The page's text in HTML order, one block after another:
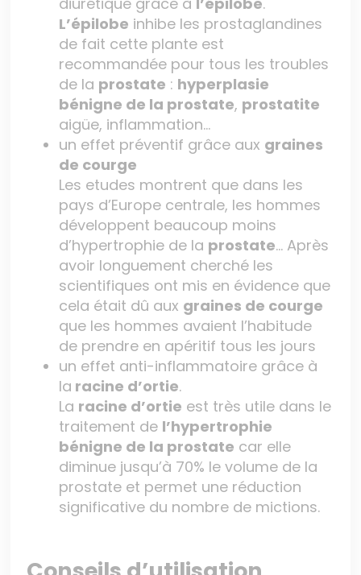
L’épilobe inhibe les prostaglandines
de fait cette plante est
recommandée pour tous les troubles
de la prostate : hyperplasie
bénigne de la prostate, prostatite
aigüe, inflammation…
un effet préventif grâce aux graines
de courge
Les etudes montrent que dans les
pays d’Europe centrale, les hommes
développent beaucoup moins
d’hypertrophie de la prostate… Après
avoir longuement cherché les
scientifiques ont mis en évidence que
cela était dû aux graines de courge
que les hommes avaient l’habitude
de prendre en apéritif tous les jours
un effet anti-inflammatoire grâce à
la racine d’ortie.
La racine d’ortie est très utile dans le
traitement de l’hypertrophie
bénigne de la prostate car elle
diminue jusqu’à 70% le volume de la
prostate et permet une réduction
significative du nombre de mictions.